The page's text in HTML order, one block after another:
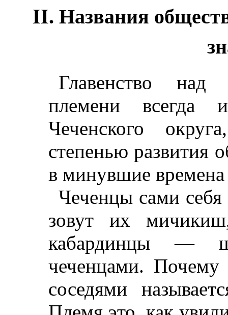
II. Названия
Главенство над
племени всегда
Чеченского
степенью развития
в минувшие
Чеченцы сами
зовут их
кабардинцы —
чеченцами.
соседями